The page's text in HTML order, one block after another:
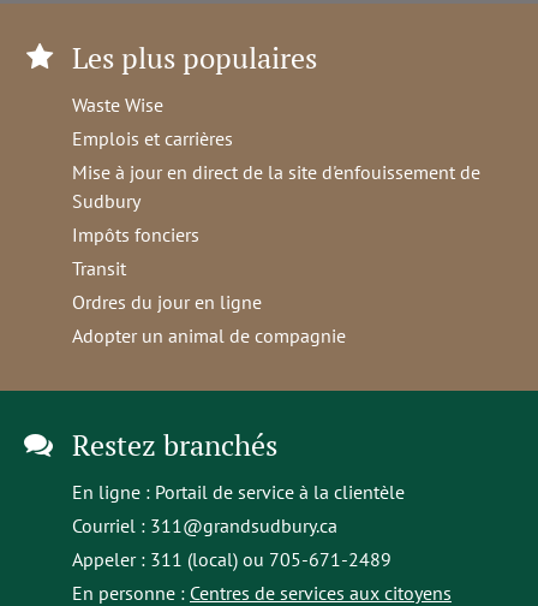
Les plus populaires
Waste Wise
Emplois et carrières
Mise à jour en direct de la site d'enfouissement de
Sudbury
Impôts fonciers
Transit
Ordres du jour en ligne
Adopter un animal de compagnie
Restez branchés
En ligne : Portail de service à la clientèle
Courriel : 311@grandsudbury.ca
Appeler : 311 (local) ou 705-671-2489
En personne : Centres de services aux citoyens